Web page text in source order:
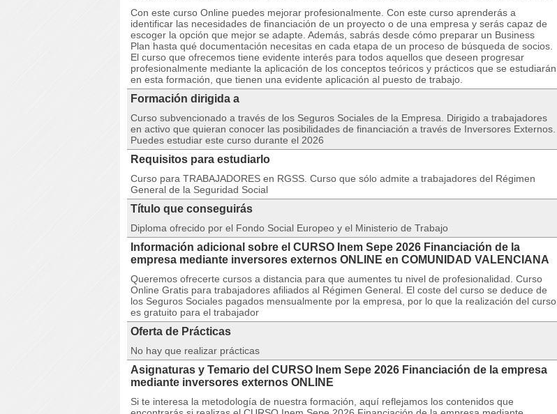
Con este curso Online puedes mejorar profesionalmente. Con este curso aprenderás a
identificar las necesidades de financiación de un proyecto o de una empresa y serás capaz de
escoger la opción que mejor se adapte. Además, sabrás desde cómo preparar un Business
Plan hasta qué documentación necesitas en cada etapa de un proceso de búsqueda de socios.
El curso que ofrecemos tiene evidente interés para todos aquellos que deseen progresar
profesionalmente mediante la aplicación de los conceptos teóricos y prácticos que se estudiarán
en esta formación, que tienen una evidente aplicación al puesto de trabajo.
Formación dirigida a
Curso subvencionado a través de los Seguros Sociales de la Empresa. Dirigido a trabajadores
en activo que quieran conocer las posibilidades de financiación a través de Inversores Externos.
Puedes estudiar este curso durante el 2026
Requisitos para estudiarlo
Curso para TRABAJADORES en RGSS. Curso que sólo admite a trabajadores del Régimen
General de la Seguridad Social
Título que conseguirás
Diploma ofrecido por el Fondo Social Europeo y el Ministerio de Trabajo
Información adicional sobre el CURSO Inem Sepe 2026 Financiación de la
empresa mediante inversores externos ONLINE en COMUNIDAD VALENCIANA
Queremos ofrecerte cursos a distancia para que aumentes tu nivel de profesionalidad. Curso
Online Gratis para trabajadores afiliados al Régimen General. El coste del curso se deduce de
los Seguros Sociales pagados mensualmente por la empresa, por lo que la realización del curso
es gratuito para el trabajador
Oferta de Prácticas
No hay que realizar prácticas
Asignaturas y Temario del CURSO Inem Sepe 2026 Financiación de la empresa
mediante inversores externos ONLINE
Si te interesa la metodología de nuestra formación, aquí reflejamos los contenidos que